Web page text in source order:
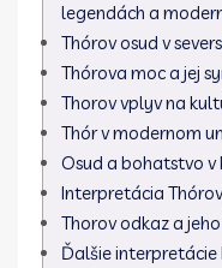
legendách a
Thórov osud v
Thórova moc a jej
Thorov vplyv na
Thór v modernom
Osud a bohatstvo
Interpretácia
Thorov odkaz a
Ďalšie